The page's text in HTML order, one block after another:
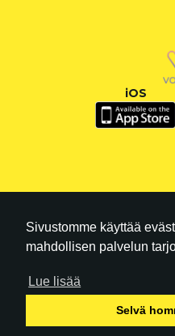
Sivustomme käyttää
mahdollisen palvelun
Lue lisää
Selvä
iOS